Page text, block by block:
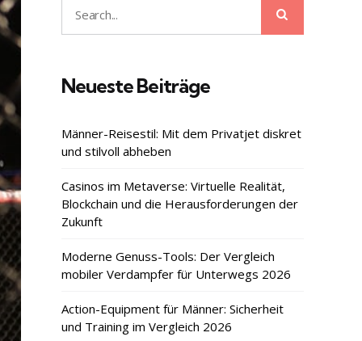
Search
for:
Neueste Beiträge
Männer-Reisestil: Mit dem Privatjet diskret
und stilvoll abheben
Casinos im Metaverse: Virtuelle Realität,
Blockchain und die Herausforderungen der
Zukunft
Moderne Genuss-Tools: Der Vergleich
mobiler Verdampfer für Unterwegs 2026
Action-Equipment für Männer: Sicherheit
und Training im Vergleich 2026